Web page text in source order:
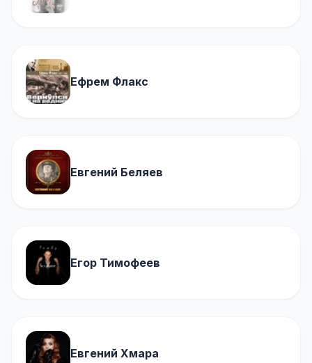
Ефрем Флакс
Евгений Беляев
Егор Тимофеев
Евгений Хмара